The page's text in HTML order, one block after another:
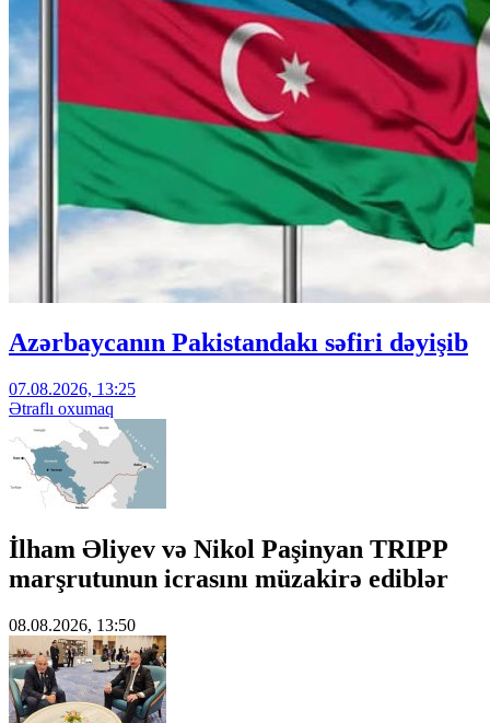
Azərbaycanın Pakistandakı səfiri dəyişib
07.08.2026, 13:25
Ətraflı oxumaq
İlham Əliyev və Nikol Paşinyan TRIPP
marşrutunun icrasını müzakirə ediblər
08.08.2026, 13:50